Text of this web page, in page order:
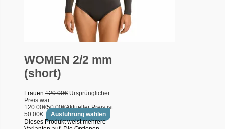
WOMEN 2/2 mm
(short)
Frauen 120.00€ Ursprünglicher
Preis war:
120.00€50.00€Aktueller Preis ist:
50.00€.
Ausführung wählen
Dieses Produkt weist mehrere